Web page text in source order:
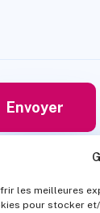
les meilleures
pour stocker